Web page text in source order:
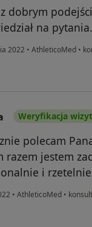
dobrym
na
2022 • AthleticoMed •
Weryfikacja
polecam
razem jestem
i
• AthleticoMed •